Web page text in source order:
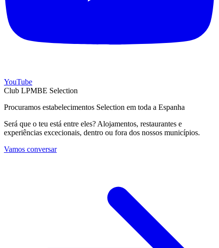
YouTube
Club LPMBE Selection
Procuramos estabelecimentos Selection em toda a Espanha
Será que o teu está entre eles? Alojamentos, restaurantes e
experiências excecionais, dentro ou fora dos nossos municípios.
Vamos conversar